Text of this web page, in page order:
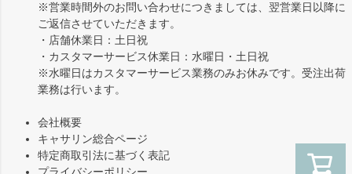
※営業時間外のお問い合わせにつきましては、翌営業日以降に
ご返信させていただきます。
・店舗休業日：土日祝
・カスタマーサービス休業日：水曜日・土日祝
※水曜日はカスタマーサービス業務のみお休みです。受注出荷
業務は行います。
会社概要
キャサリン総合ページ
特定商取引法に基づく表記